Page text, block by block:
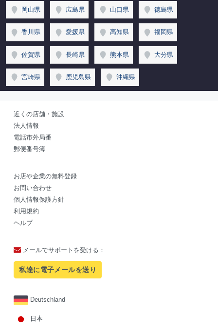
岡山県 広島県 山口県 徳島県
香川県 愛媛県 高知県 福岡県
佐賀県 長崎県 熊本県 大分県
宮崎県 鹿児島県 沖縄県
近くの店舗・施設
法人情報
電話市外局番
郵便番号簿
お店や企業の無料登録
お問い合わせ
個人情報保護方針
利用規約
ヘルプ
メールでサポートを受ける：
私達に電子メールを送り
Deutschland
日本